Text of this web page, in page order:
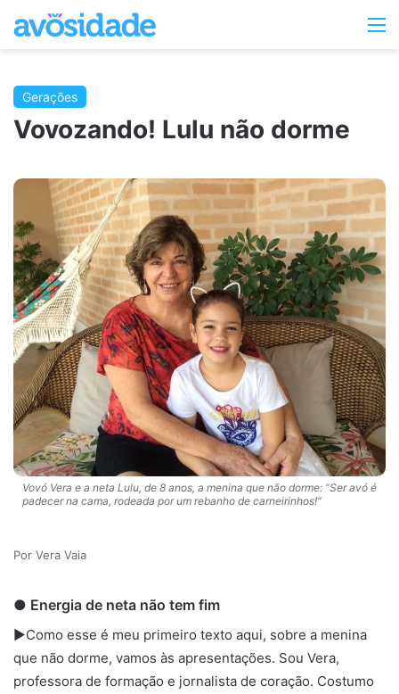
Switch
Gerações
Vovozando! Lulu não dorme
Vovó Vera e a neta Lulu, de 8 anos, a menina que não dorme: “Ser avó é
padecer na cama, rodeada por um rebanho de carneirinhos!”
Vera Vaia
● Energia de neta não tem fim
►Como esse é meu primeiro texto aqui, sobre a menina
que não dorme, vamos às apresentações. Sou Vera,
professora de formação e jornalista de coração. Costumo